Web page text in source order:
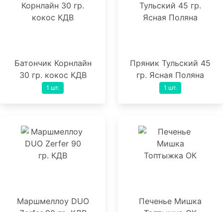
Батончик Корнлайн
30 гр. кокос КДВ
1 шт.
Пряник Тульский 45
гр. Ясная Поляна
1 шт.
Маршмеллоу DUO
Печенье Мишка